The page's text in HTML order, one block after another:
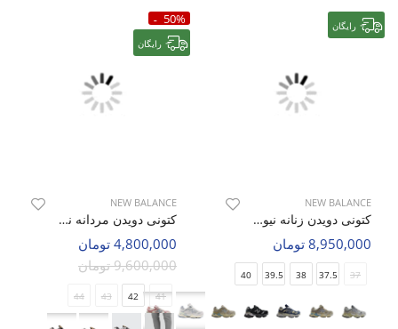
رایگان
NEW BALANCE
کتونی دویدن زنانه نیو بالانس 9060 W
8,950,000 تومان
37
37.5
38
39.5
40
50%
رایگان
NEW BALANCE
کتونی دویدن مردانه نیو بالانس Trainer SC M
4,800,000 تومان
9,600,000 تومان
41
42
43
44